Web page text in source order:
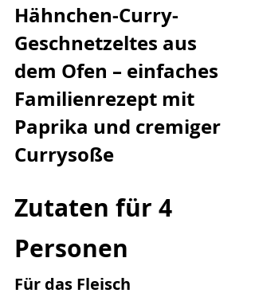
Hähnchen-Curry-
Geschnetzeltes aus
dem Ofen – einfaches
Familienrezept mit
Paprika und cremiger
Currysoße
Zutaten für 4
Personen
Für das Fleisch